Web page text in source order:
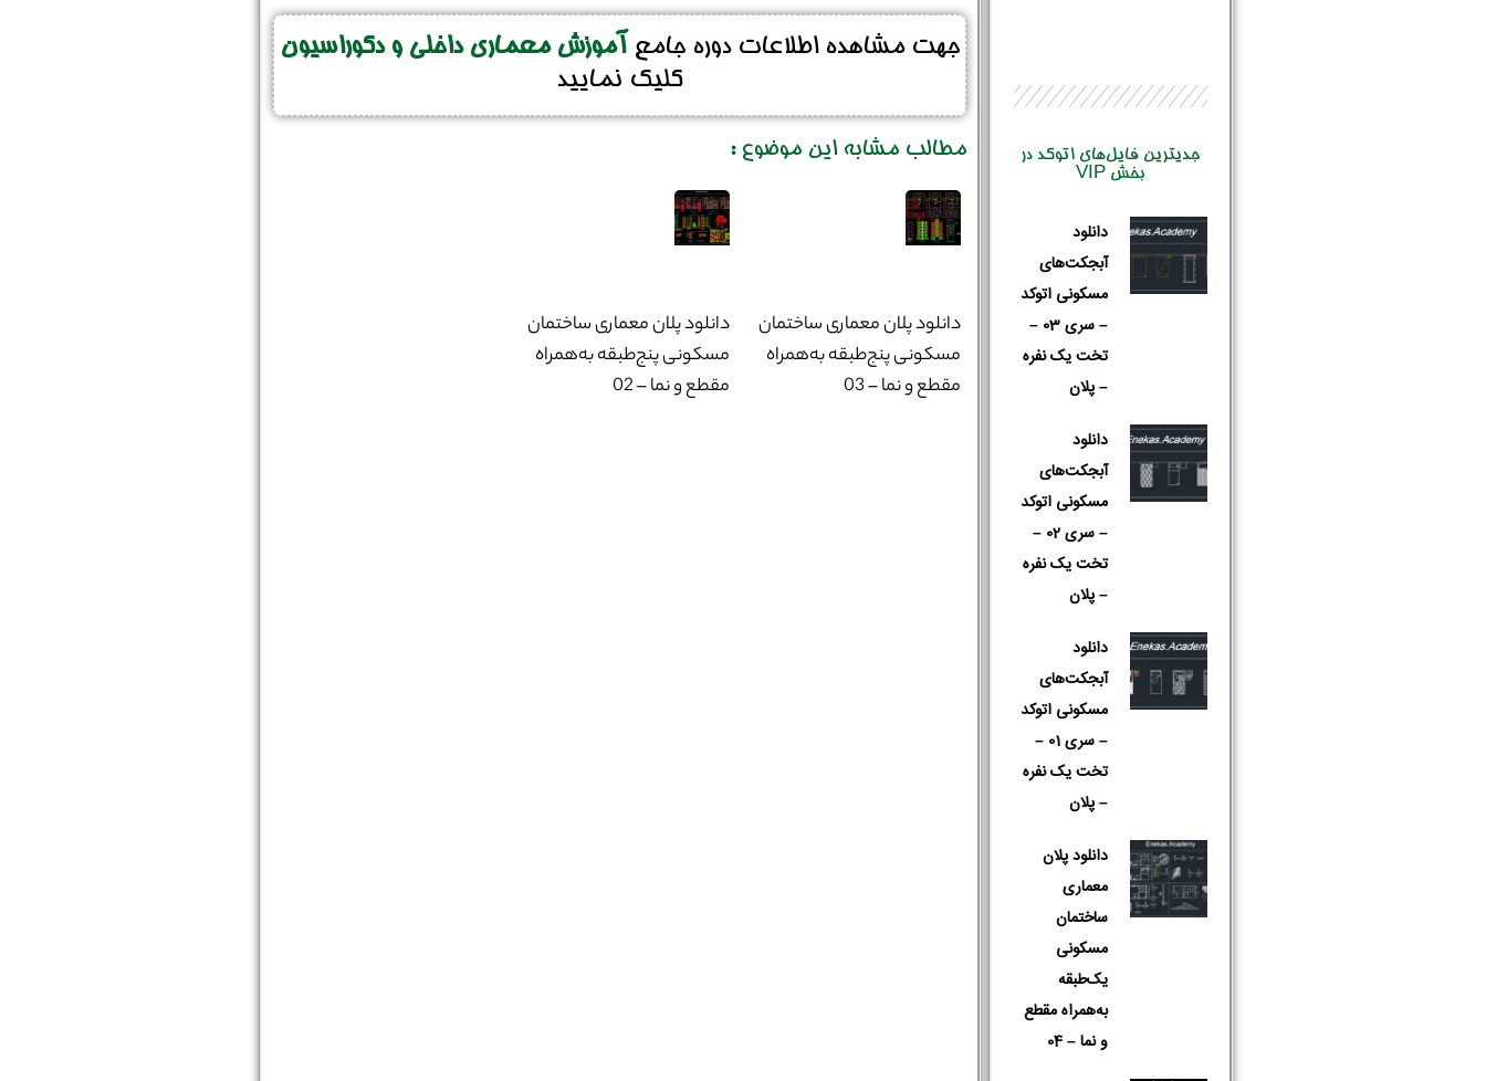
جدیترین فایل‌های اتوکد در
بخش VIP
دانلود
آبجکت‌های
مسکونی اتوکد
– سری 03 –
تخت یک نفره
– پلان
دانلود
آبجکت‌های
مسکونی اتوکد
– سری 02 –
تخت یک نفره
– پلان
دانلود
آبجکت‌های
مسکونی اتوکد
– سری 01 –
تخت یک نفره
– پلان
دانلود پلان
معماری
ساختمان
مسکونی
یک‌طبقه
به‌همراه مقطع
و نما – 04
جهت مشاهده اطلاعات دوره جامع آموزش معماری داخلی و دکوراسیون
کلیک نمایید
مطالب مشابه این موضوع :
دانلود پلان معماری ساختمان
مسکونی پنج‌طبقه به‌همراه
مقطع و نما – 03
دانلود پلان معماری ساختمان
مسکونی پنج‌طبقه به‌همراه
مقطع و نما – 02
نام و نام خانوادگی : *